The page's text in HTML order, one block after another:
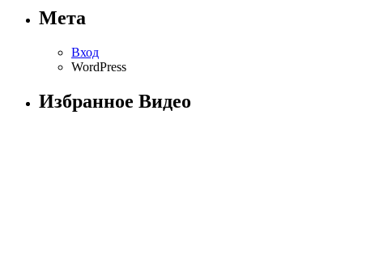
Мета
Вход
WordPress
Избранное Видео